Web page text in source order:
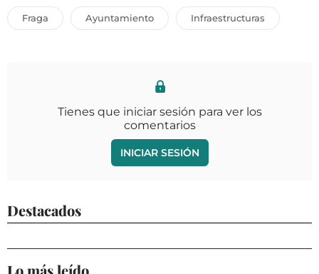
Fraga Ayuntamiento Infraestructuras
Tienes que iniciar sesión para ver los
comentarios
INICIAR SESIÓN
Destacados